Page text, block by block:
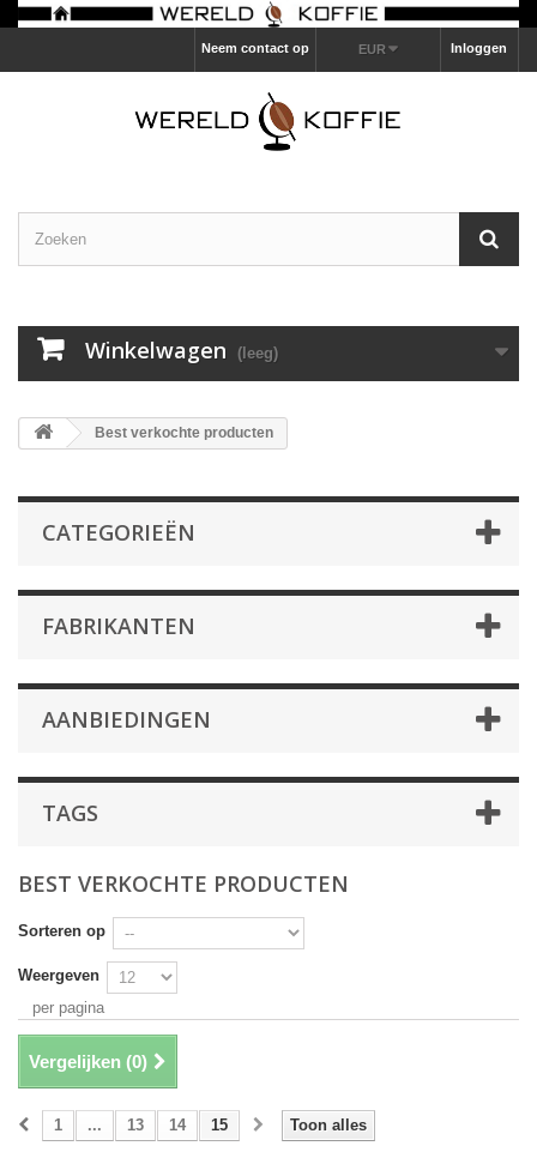
Inloggen
EUR
Neem contact op
Winkelwagen (leeg)
Best verkochte producten
CATEGORIEËN
FABRIKANTEN
AANBIEDINGEN
TAGS
BEST VERKOCHTE PRODUCTEN
Sorteren op
Weergeven
per pagina
Vergelijken (0)
Toon alles
1 ... 13 14 15